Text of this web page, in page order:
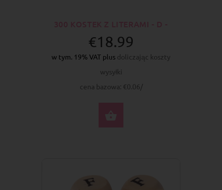
€18.99
w tym. 19% VAT plus doliczając koszty
wysyłki
cena bazowa: €0.06/